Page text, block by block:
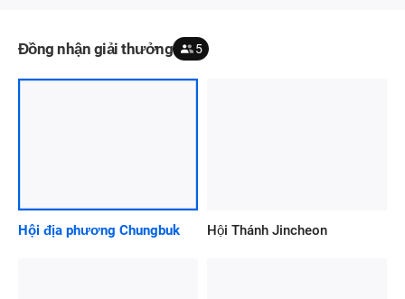
Đồng nhận giải thưởng 5
Hội địa phương Chungbuk Hội Thánh Jincheon